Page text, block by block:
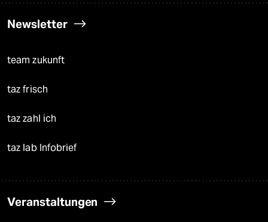
Newsletter
team zukunft
taz frisch
taz zahl ich
taz lab Infobrief
Veranstaltungen